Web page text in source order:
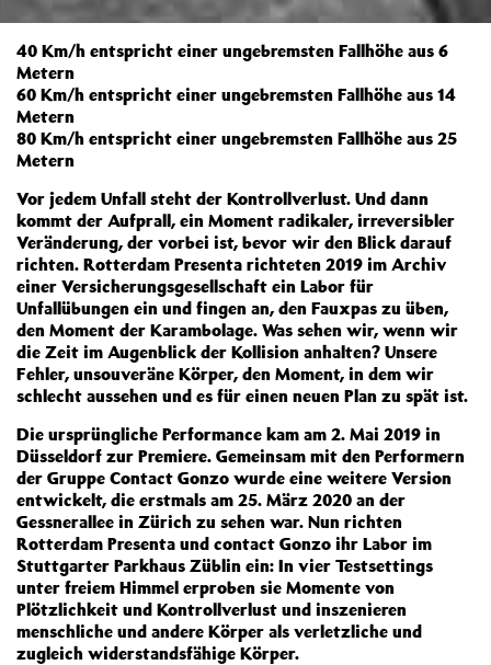
40 Km/h entspricht einer ungebremsten Fallhöhe aus 6
Metern
60 Km/h entspricht einer ungebremsten Fallhöhe aus 14
Metern
80 Km/h entspricht einer ungebremsten Fallhöhe aus 25
Metern
Vor jedem Unfall steht der Kontrollverlust. Und dann
kommt der Aufprall, ein Moment radikaler, irreversibler
Veränderung, der vorbei ist, bevor wir den Blick darauf
richten. Rotterdam Presenta richteten 2019 im Archiv
einer Versicherungsgesellschaft ein Labor für
Unfallübungen ein und fingen an, den Fauxpas zu üben,
den Moment der Karambolage. Was sehen wir, wenn wir
die Zeit im Augenblick der Kollision anhalten? Unsere
Fehler, unsouveräne Körper, den Moment, in dem wir
schlecht aussehen und es für einen neuen Plan zu spät ist.
Die ursprüngliche Performance kam am 2. Mai 2019 in
Düsseldorf zur Premiere. Gemeinsam mit den Performern
der Gruppe Contact Gonzo wurde eine weitere Version
entwickelt, die erstmals am 25. März 2020 an der
Gessnerallee in Zürich zu sehen war. Nun richten
Rotterdam Presenta und contact Gonzo ihr Labor im
Stuttgarter Parkhaus Züblin ein: In vier Testsettings
unter freiem Himmel erproben sie Momente von
Plötzlichkeit und Kontrollverlust und inszenieren
menschliche und andere Körper als verletzliche und
zugleich widerstandsfähige Körper.